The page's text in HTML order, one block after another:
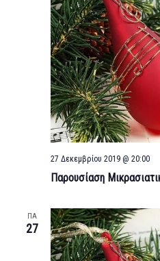
Παρουσίαση
27 Δεκεμβρίου 2019 @ 20:00
ΠΑ
27